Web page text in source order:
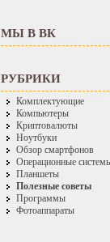
МЫ В ВК
РУБРИКИ
Комплектующие
Компьютеры
Криптовалюты
Ноутбуки
Обзор смартфонов
Операционные
Планшеты
Полезные советы
Программы
Фотоаппараты